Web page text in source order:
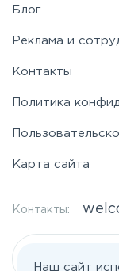
Блог
Реклама и
Контакты
Политика
Карта сайта
Контакты:
Наш сайт